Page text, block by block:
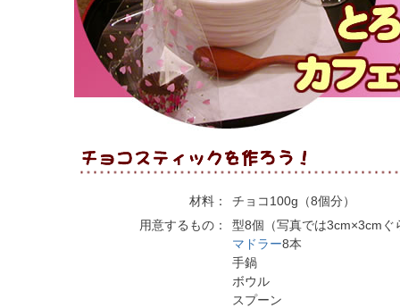
材料：
チョコ100g（8個分）
用意するもの：
型8個（写真では3cm×3cmぐ
マドラー8本
手鍋
ボウル
スプーン